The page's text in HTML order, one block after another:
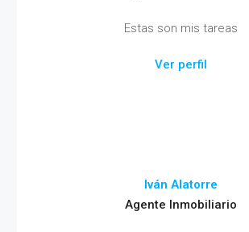
Estas son mis tareas
Ver perfil
Iván Alatorre
Agente Inmobiliario